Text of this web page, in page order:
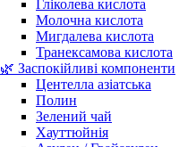
Гліколева кислота
Молочна кислота
Мигдалева кислота
Транексамова кислота
🌿 Заспокійливі компоненти
Центелла азіатська
Полин
Зелений чай
Хауттюйнія